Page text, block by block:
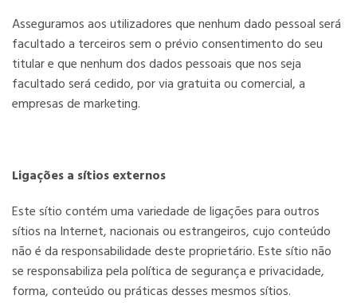
Asseguramos aos utilizadores que nenhum dado pessoal será
facultado a terceiros sem o prévio consentimento do seu
titular e que nenhum dos dados pessoais que nos seja
facultado será cedido, por via gratuita ou comercial, a
empresas de marketing.
Ligações a sítios externos
Este sítio contém uma variedade de ligações para outros
sítios na Internet, nacionais ou estrangeiros, cujo conteúdo
não é da responsabilidade deste proprietário. Este sítio não
se responsabiliza pela política de segurança e privacidade,
forma, conteúdo ou práticas desses mesmos sítios.